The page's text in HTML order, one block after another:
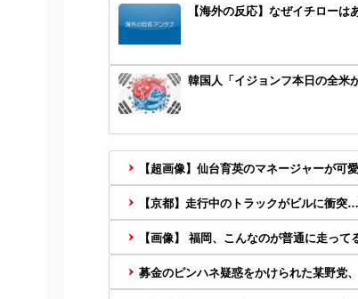
【海外の反応】なぜイチロー
韓国人「イジョンフ本日の全米
【超画像】仙台育英のマネージャーが可
【京都】走行中のトラックがビルに衝
【画像】 福岡、こんなのが普通に走っ
募金のピンハネ疑惑をかけられた某野党